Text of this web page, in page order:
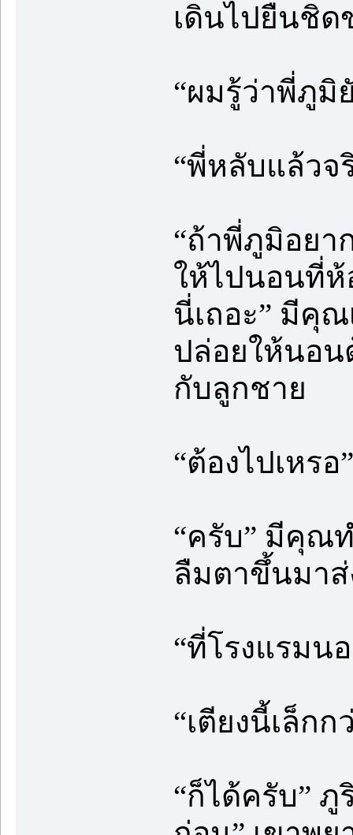
เดินไปยืนชิด
“ผมรู้ว่าพี่ภูมิ
“พี่หลับแล้วจ
“ถ้าพี่ภูมิอยา
ให้ไปนอนที่ห้
นี่เถอะ” มีคุ
ปล่อยให้นอน
กับลูกชาย
“ต้องไปเหรอ”
“ครับ” มีคุณ
ลืมตาขึ้นมา
“ที่โรงแรมน
“เตียงนี้เล็กก
“ก็ได้ครับ”